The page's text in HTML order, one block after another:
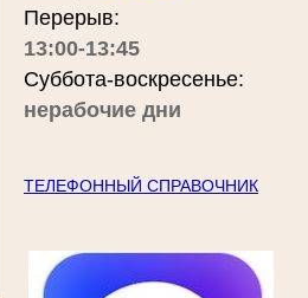
Перерыв:
13:00-13:45
Суббота-воскресенье:
нерабочие дни
ТЕЛЕФОННЫЙ СПРАВОЧНИК